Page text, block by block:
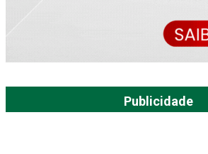
Publicidade